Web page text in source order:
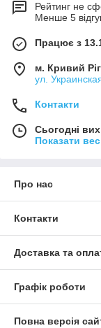
Рейтинг не
Менше 5
Працює з
м. Кривий Ріг
ул.
Контакти
Сьогодні
Показати
Про нас
Контакти
Доставка та
Графік роботи
Повна версія